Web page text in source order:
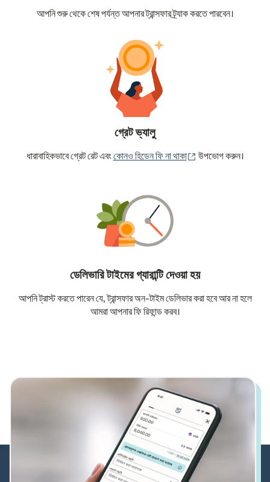
আপনি শুরু থেকে শেষ পর্যন্ত আপনার ট্রান্সফার ট্র্যাক করতে পারবেন।
গ্রেট ভ্যালু
ধারাবাহিকভাবে গ্রেট রেট এবংকোনও হিডেন ফি না থাকা (নতুন উইন্ডোতে খুলবে)
উপভোগ করুন।
ডেলিভারি টাইমের গ্যারান্টি দেওয়া হয়
আপনি ট্রাস্ট করতে পারেন যে, ট্রান্সফার অন-টাইম ডেলিভার করা হবে আর না হলে
আমরা আপনার ফি রিফান্ড করব।